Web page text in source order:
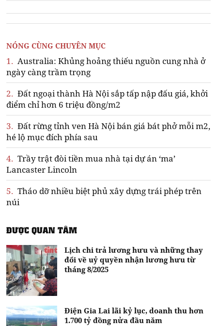
NÓNG CÙNG CHUYÊN MỤC
1. Australia: Khủng hoảng thiếu nguồn cung nhà ở
ngày càng trầm trọng
2. Đất ngoại thành Hà Nội sắp tấp nập đấu giá, khởi
điểm chỉ hơn 6 triệu đồng/m2
3. Đất rừng tỉnh ven Hà Nội bán giá bát phở mỗi m2,
hé lộ mục đích phía sau
4. Trầy trật đòi tiền mua nhà tại dự án ‘ma’
Lancaster Lincoln
5. Tháo dỡ nhiều biệt phủ xây dựng trái phép trên
núi
ĐƯỢC QUAN TÂM
Lịch chi trả lương hưu và những thay
đổi về uỷ quyền nhận lương hưu từ
tháng 8/2025
Điện Gia Lai lãi kỷ lục, doanh thu hơn
1.700 tỷ đồng nửa đầu năm